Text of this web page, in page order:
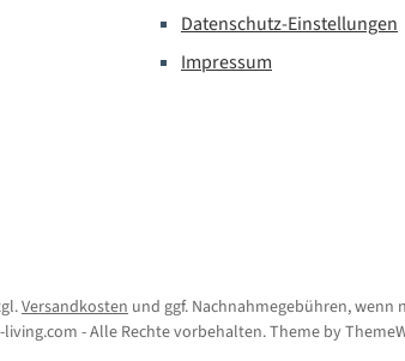
Datenschutz-Einstellungen
Impressum
Versandkosten und ggf. Nachnahmegebühren, wenn
- Alle Rechte vorbehalten. Theme by